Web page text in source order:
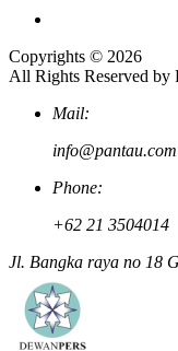
Copyrights © 2026
All Rights Reserved by
Mail:
info@pantau.com
Phone:
+62 21 3504014
Jl. Bangka raya no 18